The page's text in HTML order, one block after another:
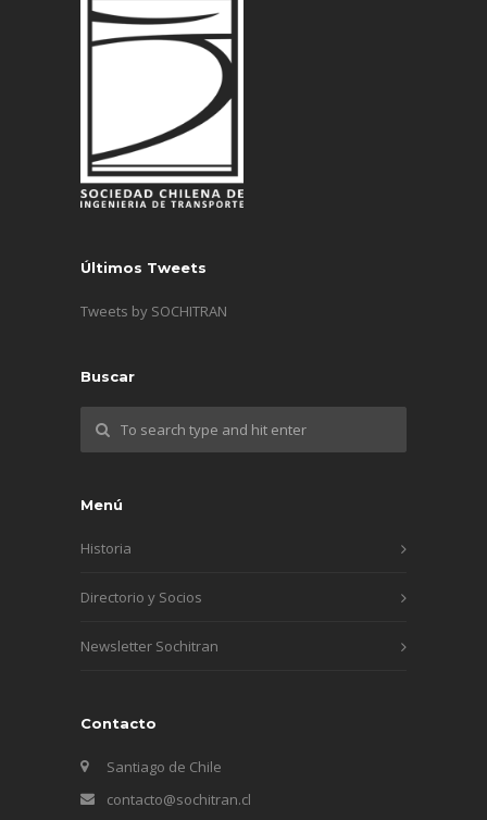
Últimos Tweets
Tweets by SOCHITRAN
Buscar
Menú
Historia
Directorio y Socios
Newsletter Sochitran
Contacto
Santiago de Chile
contacto@sochitran.cl